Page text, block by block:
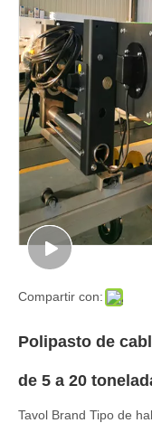
Compartir con:
Polipasto de
de 5 a 20
Tavol Brand Tipo de